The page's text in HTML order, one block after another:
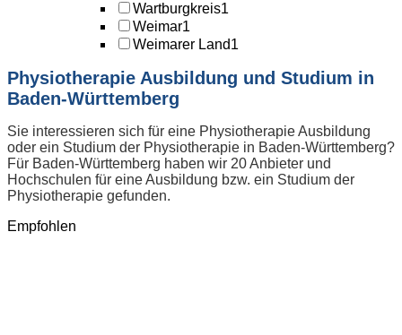
Wartburgkreis1
Weimar1
Weimarer Land1
Physiotherapie Ausbildung und Studium in
Baden-Württemberg
Sie interessieren sich für eine Physiotherapie Ausbildung
oder ein Studium der Physiotherapie in Baden-Württemberg?
Für Baden-Württemberg haben wir 20 Anbieter und
Hochschulen für eine Ausbildung bzw. ein Studium der
Physiotherapie gefunden.
Empfohlen